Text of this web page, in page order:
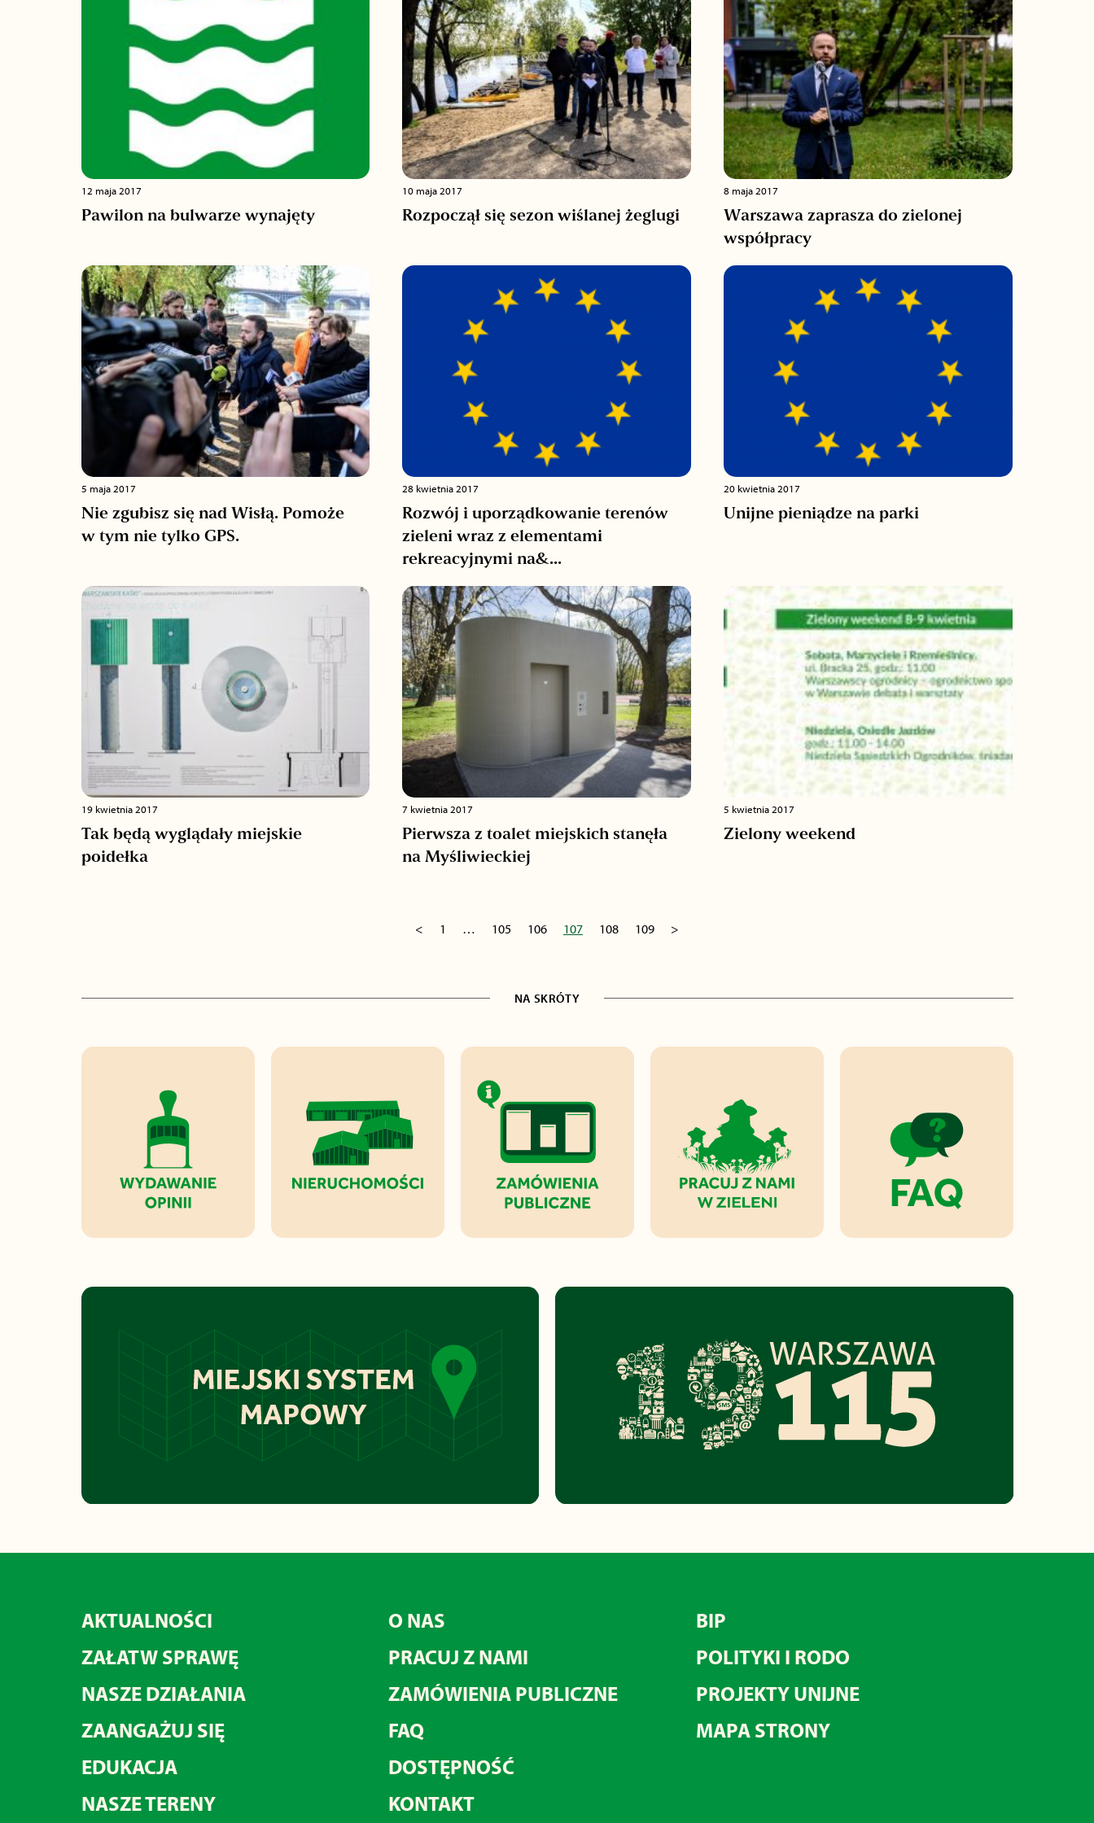
12 maja 2017
Pawilon na bulwarze wynajęty
10 maja 2017
Rozpoczął się sezon wiślanej żeglugi
8 maja 2017
Warszawa zaprasza do zielonej
współpracy
5 maja 2017
Nie zgubisz się nad Wisłą. Pomoże
w tym nie tylko GPS.
28 kwietnia 2017
Rozwój i uporządkowanie terenów
zieleni wraz z elementami
rekreacyjnymi na&...
20 kwietnia 2017
Unijne pieniądze na parki
19 kwietnia 2017
Tak będą wyglądały miejskie
poidełka
7 kwietnia 2017
Pierwsza z toalet miejskich stanęła
na Myśliwieckiej
5 kwietnia 2017
Zielony weekend
< 1 … 105 106 107 108 109 >
NA SKRÓTY
AKTUALNOŚCI
ZAŁATW SPRAWĘ
NASZE DZIAŁANIA
ZAANGAŻUJ SIĘ
EDUKACJA
NASZE TERENY
O NAS
PRACUJ Z NAMI
ZAMÓWIENIA PUBLICZNE
FAQ
DOSTĘPNOŚĆ
KONTAKT
BIP
POLITYKI I RODO
PROJEKTY UNIJNE
MAPA STRONY